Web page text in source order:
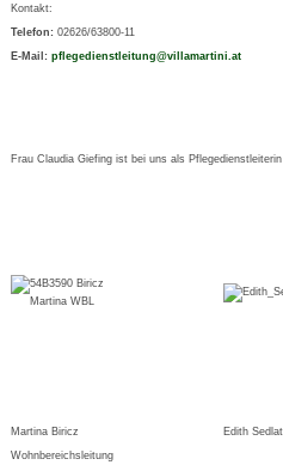
Kontakt:
Telefon:02626/63800-11
E-Mail: pflegedienstleitung@villamartini.at
Frau Claudia Giefing ist bei uns als
Martina Biricz
Wohnbereichsleitung
Edith